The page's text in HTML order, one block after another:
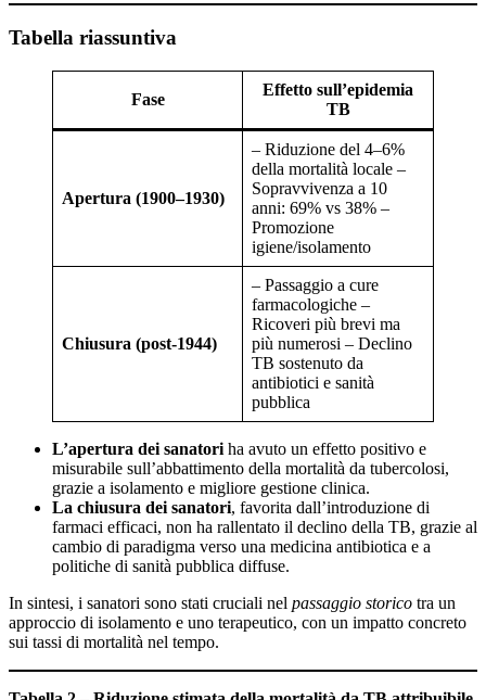
Tabella riassuntiva
Fase
Effetto sull’epidemia
TB
Apertura (1900–1930)
– Riduzione del 4–6%
della mortalità locale –
Sopravvivenza a 10
anni: 69% vs 38% –
Promozione
igiene/isolamento
Chiusura (post-1944)
– Passaggio a cure
farmacologiche –
Ricoveri più brevi ma
più numerosi – Declino
TB sostenuto da
antibiotici e sanità
pubblica
L’apertura dei sanatori ha avuto un effetto positivo e
misurabile sull’abbattimento della mortalità da tubercolosi,
grazie a isolamento e migliore gestione clinica.
La chiusura dei sanatori, favorita dall’introduzione di
farmaci efficaci, non ha rallentato il declino della TB, grazie al
cambio di paradigma verso una medicina antibiotica e a
politiche di sanità pubblica diffuse.
In sintesi, i sanatori sono stati cruciali nel passaggio storico tra un
approccio di isolamento e uno terapeutico, con un impatto concreto
sui tassi di mortalità nel tempo.